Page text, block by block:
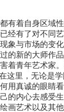
有着自身区域
经有了对不同
象与市场的变
的新的大师作
着青年艺术家
这里，无论是
用真诚的眼睛
的内心去感受
画艺术以及其